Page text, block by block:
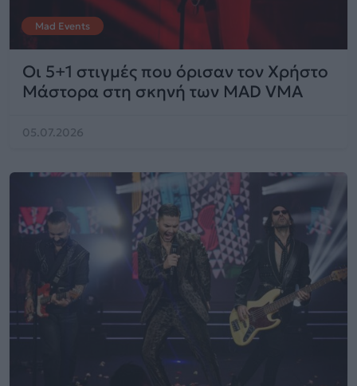
Mad Events
Οι 5+1 στιγμές που όρισαν τον Χρήστο
Μάστορα στη σκηνή των MAD VMA
05.07.2026